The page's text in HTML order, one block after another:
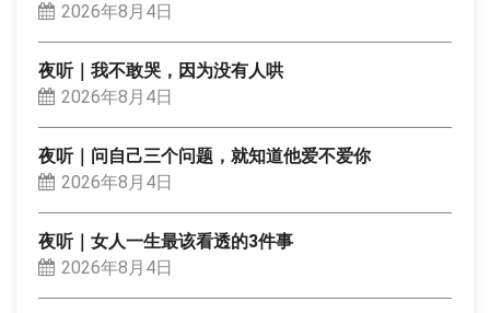
2026年8月4日
夜听｜我不敢哭，因为没有人哄
2026年8月4日
夜听｜问自己三个问题，就知道他爱不爱你
2026年8月4日
夜听｜女人一生最该看透的3件事
2026年8月4日